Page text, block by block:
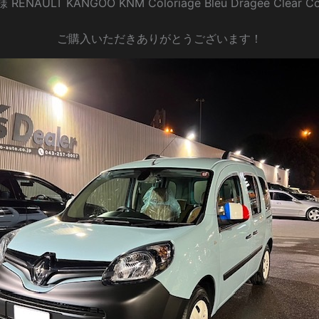
RENAULT KANGOO KNM Coloriage Bleu Dragee Clear
ご購入いただきありがとうございます！